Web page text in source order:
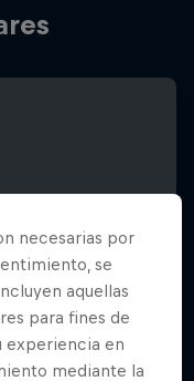
necesarias por
se
aquellas
para fines de
experiencia en
mediante la